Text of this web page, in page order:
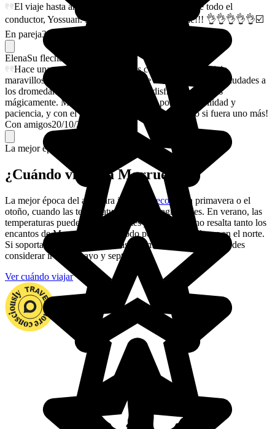
El viaje hasta ahora ha sido increíble, lo mejor de todo el
conductor, Yossuan. No se puede ser más amable!!! 👌👌👌👌👌☑️
En pareja3/11/2025
ElenaSu flechazo
Hace una semana que 14 amigos comenzamos un viaje
maravilloso gracias a Evaneos. Desde las medinas de las ciudades a
los dromedarios en el desierto, hemos disfrutado del país
mágicamente. Mención especial a Said, por su amabilidad y
paciencia, y con el que compartimos el viaje como si fuera uno más!
Con amigos20/10/2025
La mejor época para ir.
¿Cuándo viajar a Marruecos?
La mejor época del año para ir a Marruecos
es la primavera o el
otoño, cuando las temperaturas son más agradables. En verano, las
temperaturas pueden ser sofocantes y el invierno no resalta tanto los
encantos de Marruecos, sobre todo porque puede llover en el norte.
Si soportas bien el calor o si vas a la montaña, también puedes
considerar ir entre mayo y septiembre.
Ver cuándo viajar